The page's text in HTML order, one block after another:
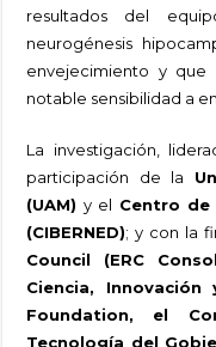
resultados del
neurogénesis
envejecimiento y
notable sensibilidad a
La investigación,
participación de la
(UAM) y el Centro de
(CIBERNED); y con la
Council (ERC
Ciencia,
Foundation, el
Tecnología del